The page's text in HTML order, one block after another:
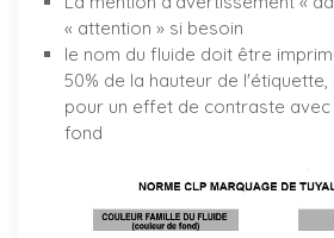
« attention » si besoin
le nom du fluide doit être
50% de la hauteur de l'étiquette,
pour un effet de contraste avec
fond